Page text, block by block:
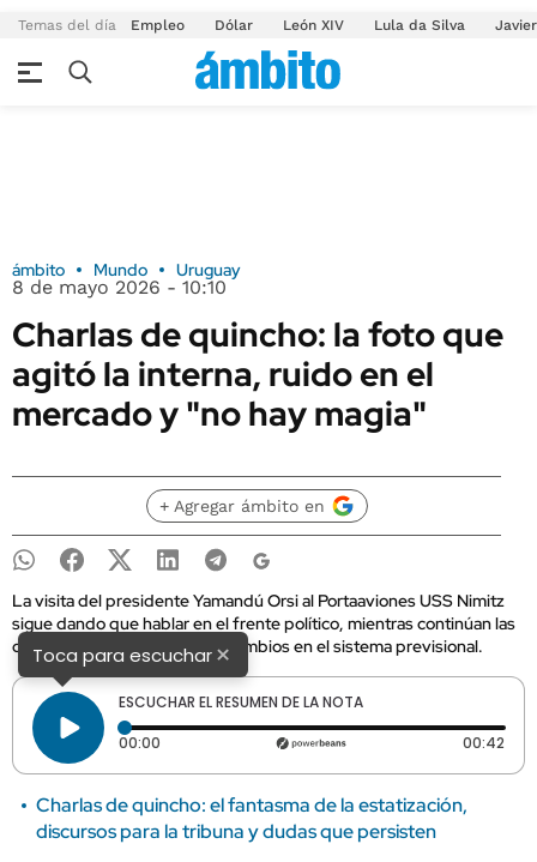
Temas del día Empleo Dólar León XIV Lula da Silva
ámbito Mundo Uruguay
8 de mayo 2026 - 10:10
Charlas de quincho: la foto que
agitó la interna, ruido en el
mercado y "no hay magia"
+ Agregar ámbito en
La visita del presidente Yamandú Orsi al Portaaviones USS Nimitz
sigue dando que hablar en el frente político, mientras continúan las
dudas de inversores por los cambios en el sistema previsional.
Toca para escuchar×
ESCUCHAR EL RESUMEN DE LA NOTA
00:00 Tiempo transcurrido: 0 segundos 00:42
Charlas de quincho: el fantasma de la estatización,
discursos para la tribuna y dudas que persisten